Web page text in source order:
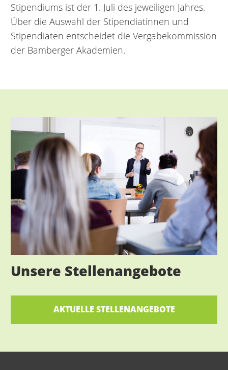
Stipendiums ist der 1. Juli des jeweiligen Jahres.
Über die Auswahl der Stipendiatinnen und
Stipendiaten entscheidet die Vergabekommission
der Bamberger Akademien.
Unsere Stellenangebote
AKTUELLE STELLENANGEBOTE